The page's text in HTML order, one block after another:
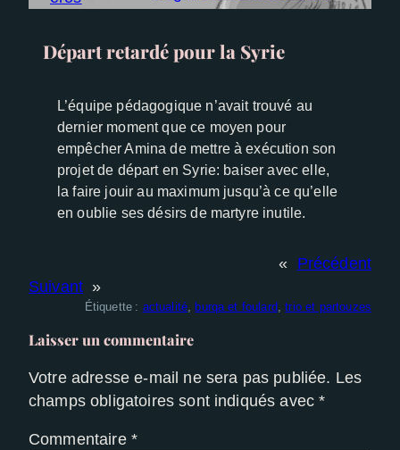
Départ retardé pour la Syrie
L’équipe pédagogique n’avait trouvé au
dernier moment que ce moyen pour
empêcher Amina de mettre à exécution son
projet de départ en Syrie: baiser avec elle,
la faire jouir au maximum jusqu’à ce qu’elle
en oublie ses désirs de martyre inutile.
«
Précédent
Suivant »
Étiquette : actualité burqa et foulard , trio et partouzes
Laisser un commentaire
Votre adresse e-mail ne sera pas publiée. Les
champs obligatoires sont indiqués avec*
Commentaire *
Experience
fonctionne
aussi bien
que possible
lors de votre
visite. Si vous
refusez ces
disparaîtront
du site Web.